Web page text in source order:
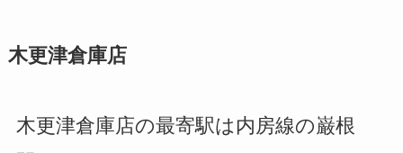
木更津倉庫店
木更津倉庫店の最寄駅は内房線の巌根